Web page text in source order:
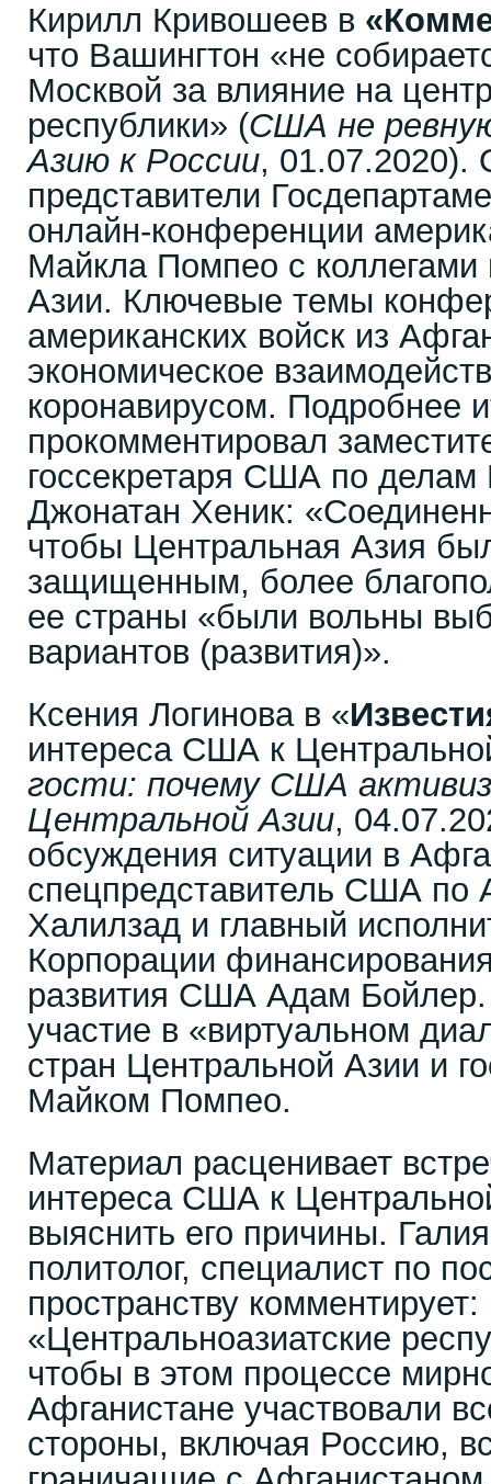
Кирилл Кривошеев в
что Вашингтон «не
Москвой за влияние на
республики» (США не
Азию к России, 01.07.2020).
представители
онлайн-конференции
Майкла Помпео с коллегами
Азии. Ключевые темы
американских войск из
экономическое
коронавирусом. Подробнее
прокомментировал
госсекретаря США по делам
Джонатан Хеник:
чтобы Центральная Азия
защищенным, более
ее страны «были вольны
вариантов (развития)».
Ксения Логинова в «
интереса США к
гости: почему США
Центральной Азии,
обсуждения ситуации в
спецпредставитель США по
Халилзад и главный
Корпорации
развития США Адам Бойлер.
участие в «виртуальном
стран Центральной Азии и
Майком Помпео.
Материал расценивает
интереса США к
выяснить его причины.
политолог, специалист по
пространству комментирует:
«Центральноазиатские
чтобы в этом процессе
Афганистане участвовали
стороны, включая Россию,